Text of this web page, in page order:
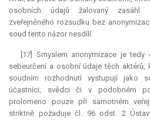
osobních údajů žalovaný zasáhl
zveřejněného rozsudku bez
soud tento názor nesdílí.
[17] Smyslem anonymizace je
sebeurčení a osobní údaje těch
soudním rozhodnutí vystupují jako
účastníci, svědci či v podobném
prolomeno pouze při samotném
striktně požaduje čl. 96 odst. 2